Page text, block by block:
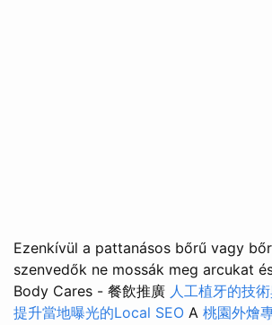
Ezenkívül a pattanásos bőrű vagy
szenvedők ne mossák meg arcukat
Body Cares - 餐飲推廣 人工植牙的技
提升當地曝光的Local SEO A 桃園外燴